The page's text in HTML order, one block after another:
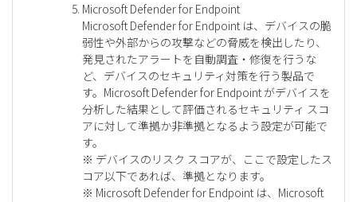
Microsoft Defender for Endpoint
Microsoft Defender for Endpoint は、デバイスの脆
弱性や外部からの攻撃などの脅威を検出したり、
発見されたアラートを自動調査・修復を行うな
ど、デバイスのセキュリティ対策を行う製品で
す。Microsoft Defender for Endpoint がデバイスを
分析した結果として評価されるセキュリティ スコ
アに対して準拠か非準拠となるよう設定が可能で
す。
※ デバイスのリスク スコアが、ここで設定したス
コア以下であれば、準拠となります。
※ Microsoft Defender for Endpoint は、Microsoft